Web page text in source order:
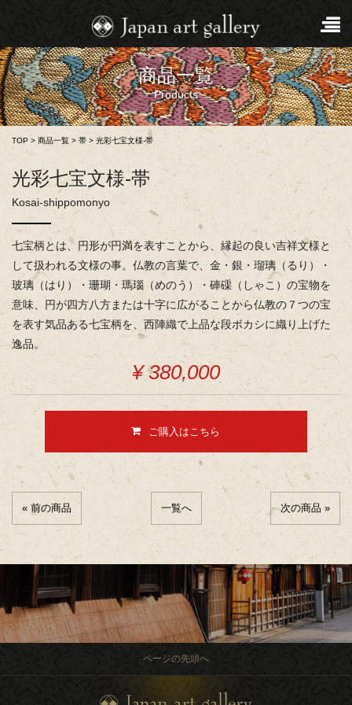
商品一覧
Products
TOP > 商品一覧 >帯 > 光彩七宝文様-帯
光彩七宝文様-帯
Kosai-shippomonyo
七宝柄とは、円形が円満を表すことから、縁起の良い吉祥文様と
して扱われる文様の事。仏教の言葉で、金・銀・瑠璃（るり）・
玻璃（はり）・珊瑚・瑪瑙（めのう）・硨磲（しゃこ）の宝物を
意味、円が四方八方または十字に広がることから仏教の７つの宝
を表す気品ある七宝柄を、西陣織で上品な段ボカシに織り上げた
逸品。
¥ 380,000
ご購入はこちら
« 前の商品 一覧へ 次の商品 »
ページの先頭へ